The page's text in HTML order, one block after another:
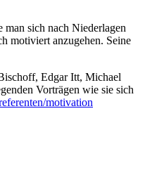
sich nach Niederlagen
motiviert anzugehen. Seine
Edgar Itt, Michael
Vorträgen wie sie sich
motivation